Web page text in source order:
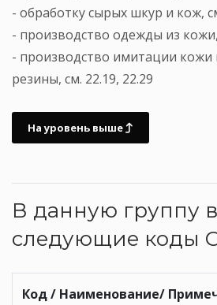
- обработку сырых шкур и кож,
- производство одежды из кожи,
- производство имитации кожи
резины, см. 22.19, 22.29
На уровень выше
В данную группу
следующие коды
Код / Наименование/